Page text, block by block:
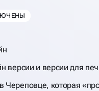
версии и версии для
которая